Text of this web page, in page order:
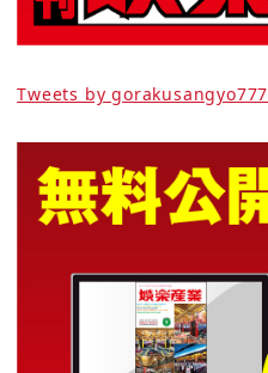
Tweets by gorakusangyo777